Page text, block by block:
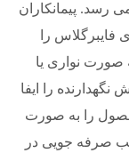
رسد. پیمانکاران
فایبرگلاس را
صورت نواری یا
را ایفا
را به صورت
صرفه جویی در